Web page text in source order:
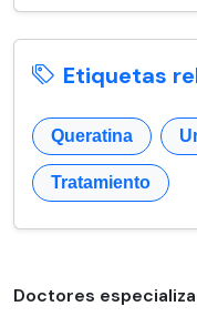
Etiquetas
Queratina
Tratamiento
Doctores